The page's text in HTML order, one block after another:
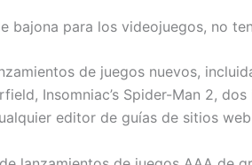
bajona para los videojuegos, no
de juegos nuevos,
Insomniac’s Spider-Man 2,
editor de guías de sitios